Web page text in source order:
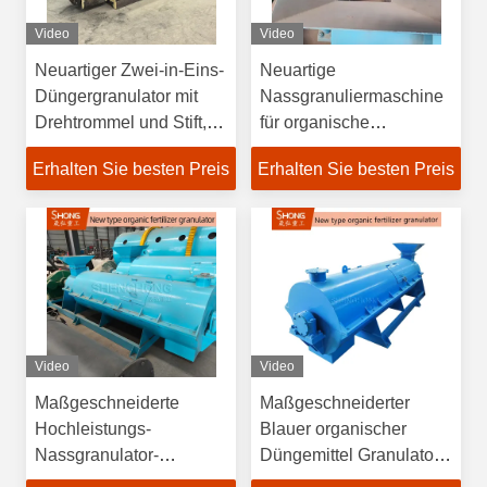
Video
Neuartiger Zwei-in-Eins-
Düngergranulator mit
Drehtrommel und Stift,
hoher Granulationsrate
≥90 % und
Wolframkarbidstiften für
15–25 % Feuchtigkeit
Erhalten Sie besten Preis
Video
Neuartige
Nassgranuliermaschine
für organische
Düngemittel mit
Hochgeschwindigkeits-
einer Kapazität von 1–5
Tonnen pro Stunde für
einen
Feuchtigkeitsgehalt von
20–40 %
Erhalten Sie besten Preis
Video
Maßgeschneiderte
Hochleistungs-
Nassgranulator-
Maschine für organische
Video
Maßgeschneiderter
Blauer organischer
Düngemittel Granulator
mit 100% organischem